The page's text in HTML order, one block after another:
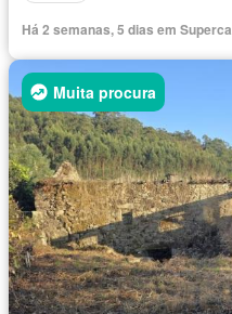
Há 2 semanas, 5 dias em
Muita procura